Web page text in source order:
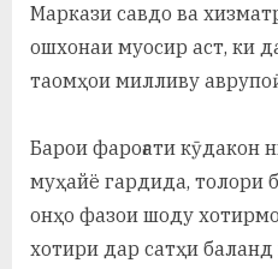
Маркази савдо ва
ошхонаи муосир аст, ки
таомҳои милливу
Барои фароғати кӯдакон
муҳайё гардида, толори
онҳо фазои шоду
хотири дар сатҳи